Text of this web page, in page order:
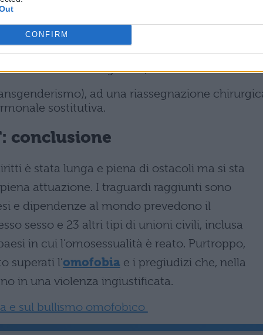
CONFIRM
di coppie dello stesso sesso;
di procreazione assistita;
transessualismo e la possibilità di
dall’identità di genere;
ad una riassegnazione
sostitutiva.
conclusione
è stata lunga e piena di ostacoli ma si sta
attuazione. I traguardi raggiunti sono
e dipendenze al mondo prevedono il
sesso e 23 altri tipi di unioni civili, inclusa
in cui l’omosessualità è reato. Purtroppo,
superati l’omofobia e i pregiudizi che, nella
in una violenza ingiustificata.
e sul bullismo omofobico